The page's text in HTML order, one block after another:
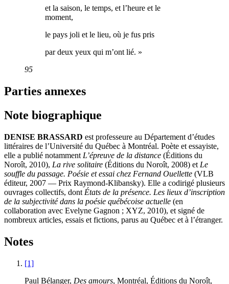
et la saison, le temps, et l’heure et le
moment,
le pays joli et le lieu, où je fus pris
par deux yeux qui m’ont lié. »
95
Parties annexes
Note biographique
DENISE BRASSARD est professeure au Département d’études
littéraires de l’Université du Québec à Montréal. Poète et essayiste,
elle a publié notamment L’épreuve de la distance (Éditions du
Noroît, 2010), La rive solitaire (Éditions du Noroît, 2008) et Le
souffle du passage. Poésie et essai chez Fernand Ouellette (VLB
éditeur, 2007 — Prix Raymond-Klibansky). Elle a codirigé plusieurs
ouvrages collectifs, dont États de la présence. Les lieux d’inscription
de la subjectivité dans la poésie québécoise actuelle (en
collaboration avec Evelyne Gagnon ; XYZ, 2010), et signé de
nombreux articles, essais et fictions, parus au Québec et à l’étranger.
Notes
[1]
Paul Bélanger, Des amours, Montréal, Éditions du Noroît,